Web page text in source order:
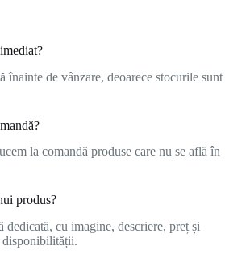
înainte de vânzare, deoarece stocurile sunt
la comandă produse care nu se află în
produs?
dedicată, cu imagine, descriere, preț și